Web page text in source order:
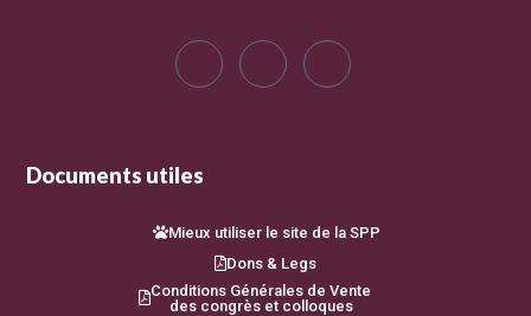
Documents utiles
Mieux utiliser le site de la SPP
Dons & Legs
Conditions Générales de Vente
des congrès et colloques